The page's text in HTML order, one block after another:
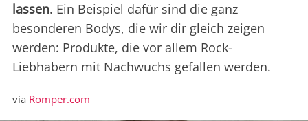
lassen. Ein Beispiel dafür sind die ganz
besonderen Bodys, die wir dir gleich zeigen
werden: Produkte, die vor allem Rock-
Liebhabern mit Nachwuchs gefallen werden.
via Romper.com